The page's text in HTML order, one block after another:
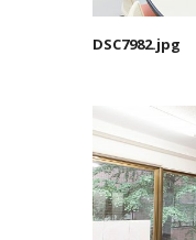
DSC7982.jpg